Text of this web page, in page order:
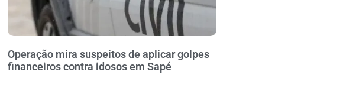
Operação mira suspeitos de aplicar golpes
financeiros contra idosos em Sapé